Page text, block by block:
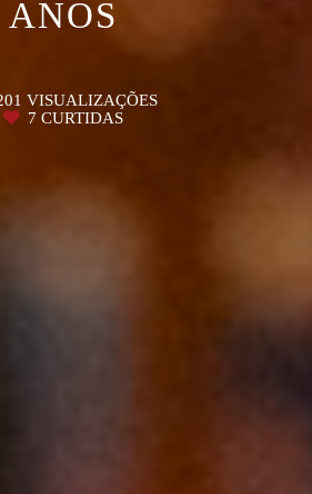
ANOS
VISUALIZAÇÕES
7 CURTIDAS